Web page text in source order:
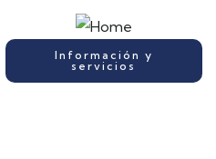
Información y
servicios